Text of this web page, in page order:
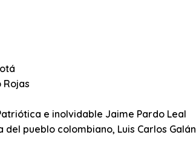
Rojas
e inolvidable Jaime Pardo Leal
pueblo colombiano, Luis Carlos Galán